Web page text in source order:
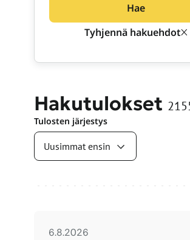
Hae
Tyhjennä hakuehdot
Hakutulokset
Tulosten järjestys
Haun tulokset
6.8.2026